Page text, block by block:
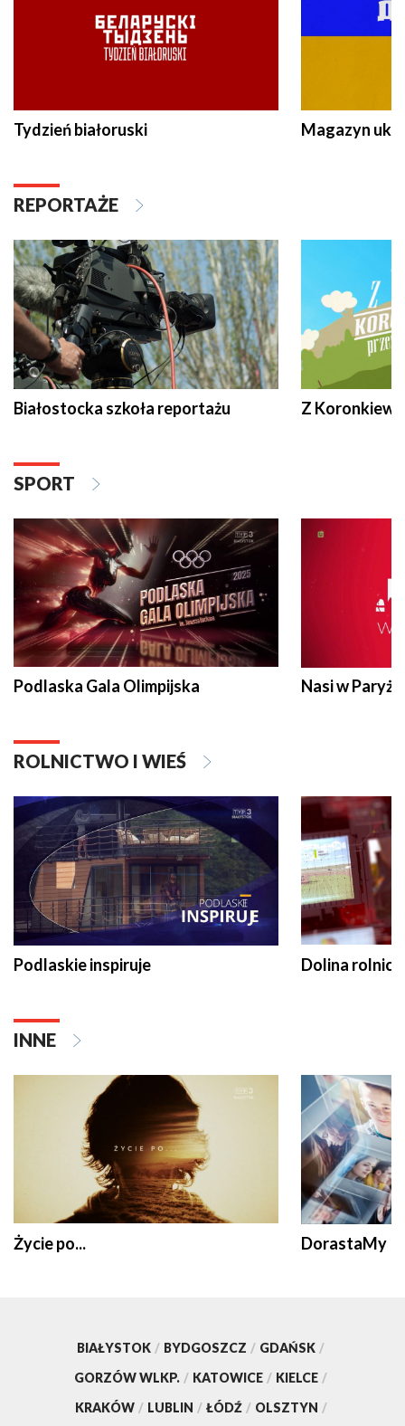
Tydzień białoruski Magazyn
REPORTAŻE
Białostocka szkoła reportażu Z
SPORT
Podlaska Gala Olimpijska Nasi w Paryżu
ROLNICTWO I WIEŚ
Podlaskie inspiruje Dolina
INNE
Życie po... DorastaMy
BIAŁYSTOK / BYDGOSZCZ / GDAŃSK /
GORZÓW WLKP. / KATOWICE / KIELCE /
KRAKÓW / LUBLIN / ŁÓDŹ / OLSZTYN /